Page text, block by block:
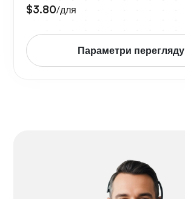
$3.80/для
Параметри перегляду